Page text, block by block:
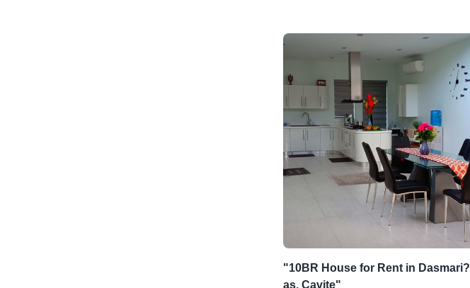
"10BR House for Rent in Dasmari?
as, Cavite"